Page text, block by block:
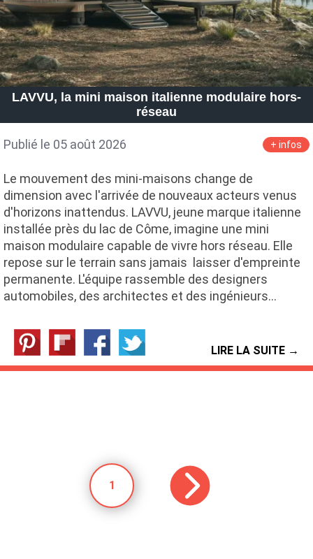
LAVVU, la mini maison italienne modulaire hors-
réseau
Publié le 05 août 2026 + infos
Le mouvement des mini-maisons change de
dimension avec l'arrivée de nouveaux acteurs venus
d'horizons inattendus. LAVVU, jeune marque italienne
installée près du lac de Côme, imagine une mini
maison modulaire capable de vivre hors réseau. Elle
repose sur le terrain sans jamais laisser d'empreinte
permanente. L'équipe rassemble des designers
automobiles, des architectes et des ingénieurs…
LIRE LA SUITE →
1